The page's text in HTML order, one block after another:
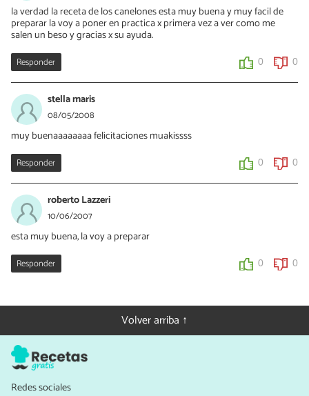
la verdad la receta de los canelones esta muy buena y muy facil de
preparar la voy a poner en practica x primera vez a ver como me
salen un beso y gracias x su ayuda.
Responder 0 0
stella maris
08/05/2008
muy buenaaaaaaaa felicitaciones muakissss
Responder 0 0
roberto Lazzeri
10/06/2007
esta muy buena, la voy a preparar
Responder 0 0
Volver arriba ↑
Redes sociales